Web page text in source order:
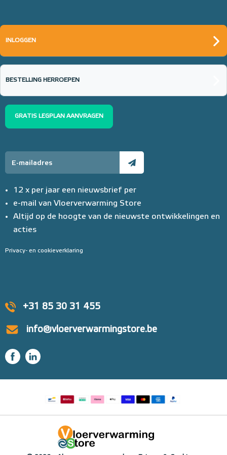
+31 85 30 31 455
info@vloerverwarmingstore.be
INLOGGEN
BESTELLING HERROEPEN
GRATIS LEGPLAN AANVRAGEN
12 x per jaar een nieuwsbrief per
e-mail van Vloerverwarming Store
Altijd op de hoogte van de nieuwste ontwikkelingen en
acties
Privacy- en cookieverklaring